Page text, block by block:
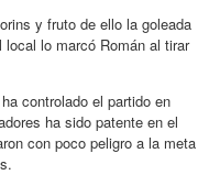
y fruto de ello la goleada
lo marcó Román al tirar
controlado el partido en
ha sido patente en el
con poco peligro a la meta